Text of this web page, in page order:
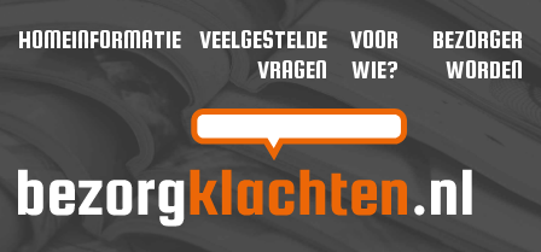
HOMEINFORMATIE
VEELGESTELDE
VRAGEN
VOOR
WIE?
BEZORGER
WORDEN